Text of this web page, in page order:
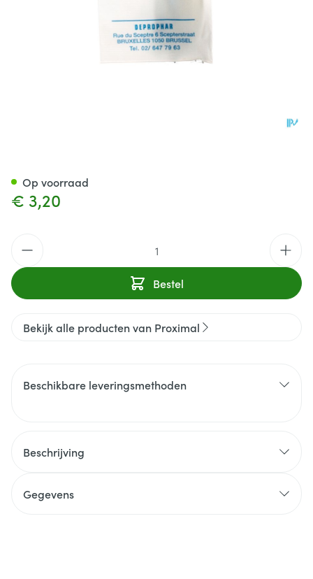
€ 3,20
Bestel
Op voorraad
Bekijk alle producten van Proximal
Beschikbare leveringsmethoden
Beschrijving
Gegevens